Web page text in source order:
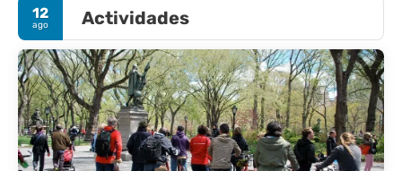
12
ago Actividades